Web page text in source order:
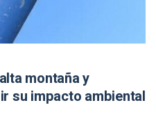
montaña y
su impacto ambiental